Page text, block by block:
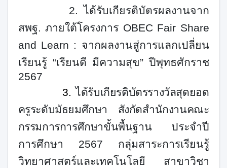
2.ได้รับเกียรติบัตรผลงานจาก
สพฐ. ภายใต้โครงการ OBEC Fair Share
and Learn : จากผลงานสู่การแลกเปลี่ยน
เรียนรู้ “เรียนดี มีความสุข” ปีพุทธศักราช
2567
3.ได้รับเกียรติบัตรรางวัลสุดยอด
ครูระดับมัธยมศึกษา สังกัดสำนักงานคณะ
กรรมการการศึกษาขั้นพื้นฐาน ประจำปี
การศึกษา 2567 กลุ่มสาระการเรียนรู้
วิทยาศาสตร์และเทคโนโลยี สาขาวิชา